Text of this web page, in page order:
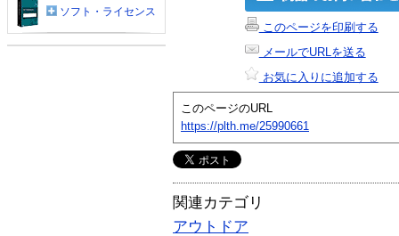
このページを印刷する
メールでURLを送る
お気に入りに追加する
このページのURL
https://plth.me/25990661
関連カテゴリ
アウトドア
ソフト・ライセンス